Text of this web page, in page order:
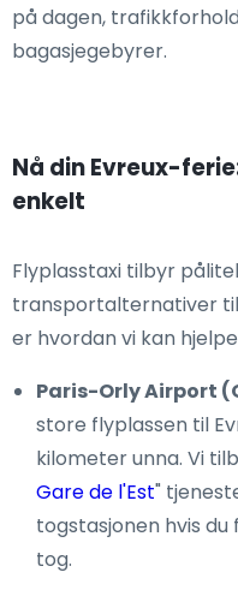
på dagen,
bagasjegebyrer.
Nå din Evreux-
enkelt
Flyplasstaxi tilbyr
transportalternativer til
er hvordan vi kan
Paris-Orly Airport
store flyplassen til
kilometer unna. Vi
Gare de l'Est"
togstasjonen hvis
tog.